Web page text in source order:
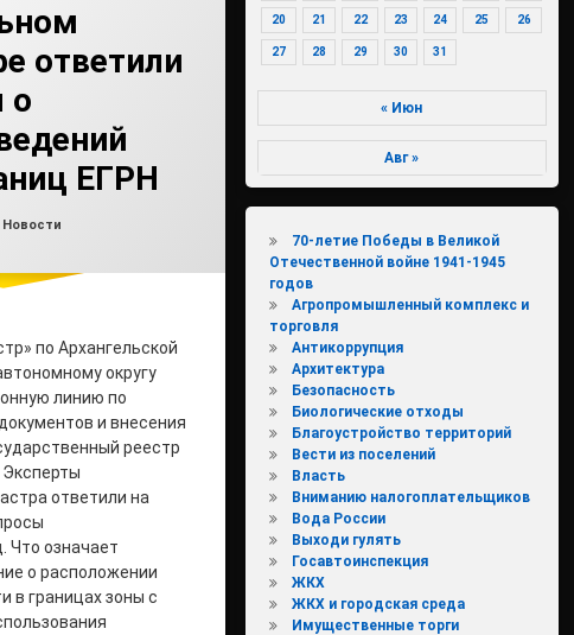
ответили
о
ЕГРН
Рубрики:
Новости
по Архангельской
округу
линию по
и внесения
реестр
ответили на
Что означает
о расположении
в границах зоны с
20 21 22 23 24 25 26
27 28 29 30 31
« Июн
Авг »
70-летие Победы в Великой
Отечественной войне 1941-1945
годов
Агропромышленный комплекс и
торговля
Антикоррупция
Архитектура
Безопасность
Биологические отходы
Благоустройство территорий
Вести из поселений
Власть
Вниманию налогоплательщиков
Вода России
Выходи гулять
Госавтоинспекция
ЖКХ
ЖКХ и городская среда
Имущественные торги